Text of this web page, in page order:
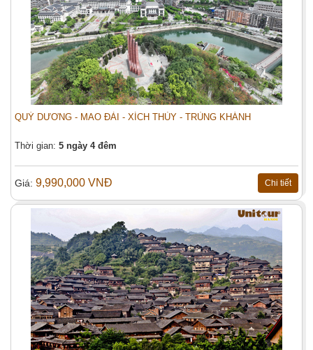
QUÝ DƯƠNG - MAO ĐÀI - XÍCH THỦY - TRÙNG KHÁNH
Thời gian: 5 ngày 4 đêm
Giá: 9,990,000 VNĐ Chi tiết